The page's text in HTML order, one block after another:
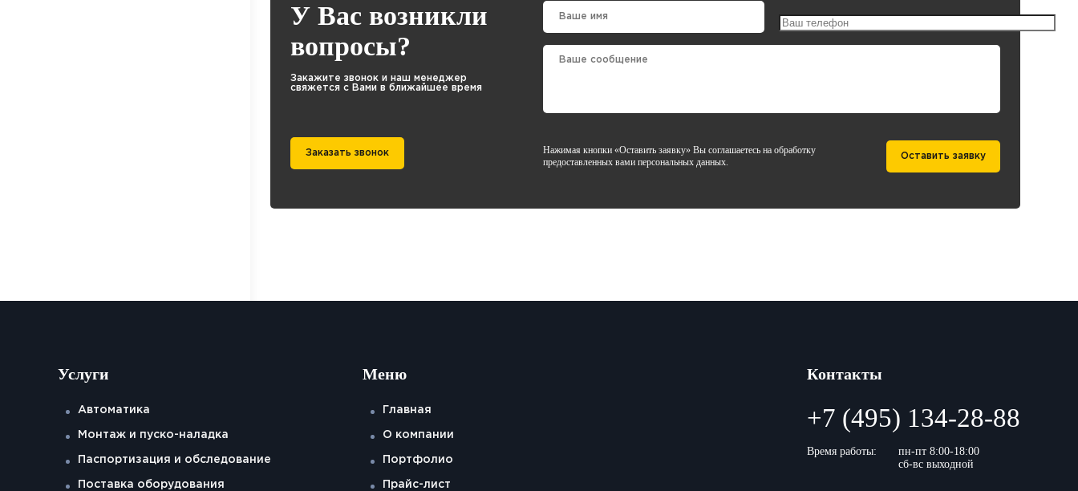
У Вас возникли
вопросы?
Закажите звонок и наш менеджер
свяжется с Вами в ближайшее время
Заказать звонок
Нажимая кнопки «Оставить заявку» Вы соглашаетесь на обработку
предоставленных вами персональных данных.
Оставить заявку
Услуги
Автоматика
Монтаж и пуско-наладка
Паспортизация и обследование
Поставка оборудования
Меню
Главная
О компании
Портфолио
Прайс-лист
Контакты
+7 (495) 134-28-88
Время работы:
пн-пт 8:00-18:00
сб-вс выходной